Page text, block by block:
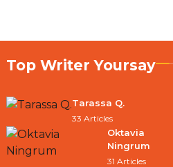
Top Writer Yoursay
Tarassa Q.
33 Articles
Oktavia
Ningrum
31 Articles